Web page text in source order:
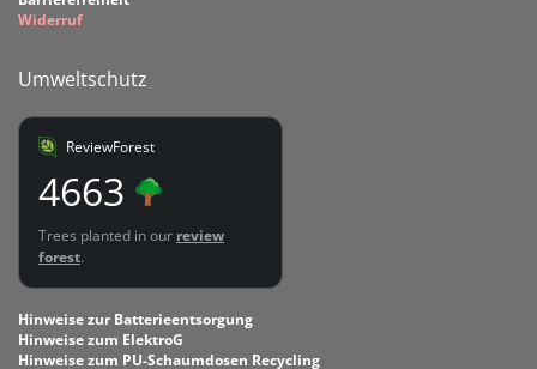
Widerruf
Umweltschutz
ReviewForest
4663
Trees planted in our review
forest.
Hinweise zur Batterieentsorgung
Hinweise zum ElektroG
Hinweise zum PU-Schaumdosen Recycling